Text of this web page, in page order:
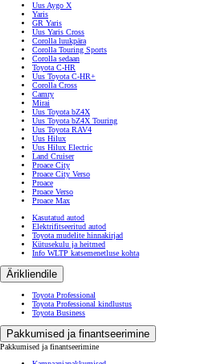
Uus Aygo X
Yaris
GR Yaris
Uus Yaris Cross
Corolla luukpära
Corolla Touring Sports
Corolla sedaan
Toyota C-HR
Uus Toyota C-HR+
Corolla Cross
Camry
Mirai
Uus Toyota bZ4X
Uus Toyota bZ4X Touring
Uus Toyota RAV4
Uus Hilux
Uus Hilux Electric
Land Cruiser
Proace City
Proace City Verso
Proace
Proace Verso
Proace Max
Kasutatud autod
Elektrifitseeritud autod
Toyota mudelite hinnakirjad
Kütusekulu ja heitmed
Info WLTP katsemenetluse kohta
Ärikliendile
Toyota Professional
Toyota Professional kindlustus
Toyota Business
Pakkumised ja finantseerimine
Pakkumised ja finantseerimine